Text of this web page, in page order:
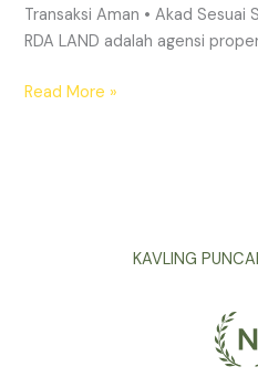
Transaksi Aman • Akad Sesuai
RDA LAND adalah agensi
Read More »
KAVLING